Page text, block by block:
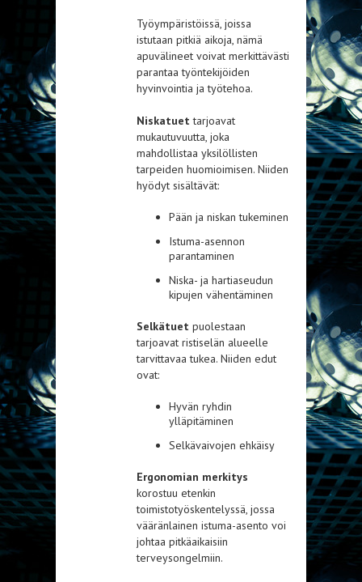
Työympäristöissä, joissa
istutaan pitkiä aikoja, nämä
apuvälineet voivat merkittävästi
parantaa työntekijöiden
hyvinvointia ja työtehoa.
Niskatuet tarjoavat
mukautuvuutta, joka
mahdollistaa yksilöllisten
tarpeiden huomioimisen. Niiden
hyödyt sisältävät:
Pään ja niskan tukeminen
Istuma-asennon
parantaminen
Niska- ja hartiaseudun
kipujen vähentäminen
Selkätuet puolestaan
tarjoavat ristiselän alueelle
tarvittavaa tukea. Niiden edut
ovat:
Hyvän ryhdin
ylläpitäminen
Selkävaivojen ehkäisy
Ergonomian merkitys
korostuu etenkin
toimistotyöskentelyssä, jossa
vääränlainen istuma-asento voi
johtaa pitkäaikaisiin
terveysongelmiin.